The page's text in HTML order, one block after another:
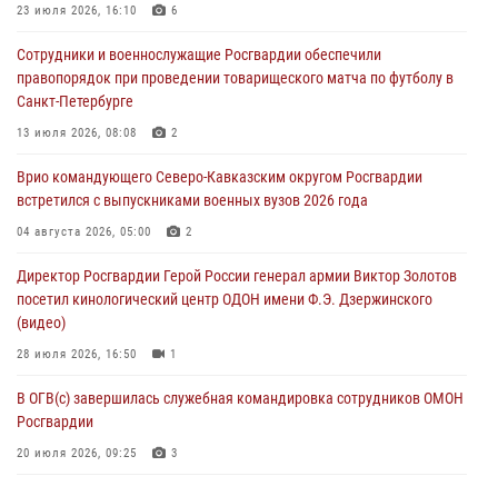
проходит в Сибири
09 августа 2026, 04:00 5
Росгвардейцы провели патриотическое занятие для детей на
08 августа 2026, 14:10 3
В ЛНР росгвардейцы провели тренировку по единоборствам для
08 августа 2026, 13:00
23 июля 2026, 16:10 6
Сотрудники и военнослужащие Росгвардии обеспечили
правопорядок при проведении товарищеского матча по футболу в
Санкт-Петербурге
13 июля 2026, 08:08 2
Врио командующего Северо-Кавказским округом Росгвардии
встретился с выпускниками военных вузов 2026 года
04 августа 2026, 05:00 2
Директор Росгвардии Герой России генерал армии Виктор Золотов
посетил кинологический центр ОДОН имени Ф.Э. Дзержинского
(видео)
28 июля 2026, 16:50 1
В ОГВ(с) завершилась служебная командировка сотрудников ОМОН
Росгвардии
20 июля 2026, 09:25 3